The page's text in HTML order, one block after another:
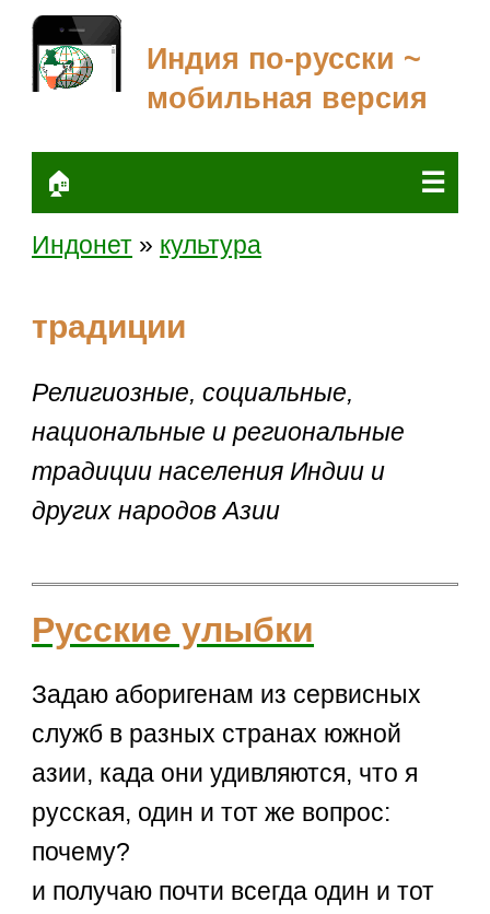
Индия по-русски ~
мобильная версия
🏠 ☰
Индонет » культура
традиции
Религиозные, социальные,
национальные и региональные
традиции населения Индии и
других народов Азии
Русские улыбки
Задаю аборигенам из сервисных
служб в разных странах южной
азии, када они удивляются, что я
русская, один и тот же вопрос:
почему?
и получаю почти всегда один и тот